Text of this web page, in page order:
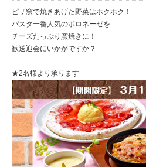
ピザ窯で焼きあげた野菜はホクホク！
パスタ一番人気のボロネーゼを
チーズたっぷり窯焼きに！
歓送迎会にいかがですか？
★2名様より承ります